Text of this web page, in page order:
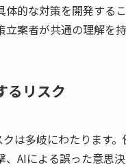
的な対策を開発する
案者が共通の理解を
るリスク
は多岐にわたります
AIによる誤った意思